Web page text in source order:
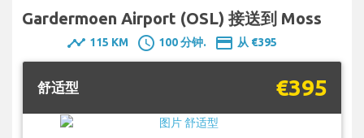
Gardermoen Airport (OSL) 接送到 Moss
timeline 115 KM schedule 100 分钟. payment 从 €395
舒适型 €395